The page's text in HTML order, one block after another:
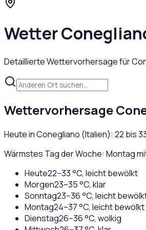
Wetter
Detaillierte Wettervorhersage für
Wettervorhersage
Heute inConegliano (Italien): 22 bis
Wärmstes Tag der Woche: Montag
Heute22–33°C, leicht bewölkt
Morgen23–35°C, klar
Sonntag23–36°C, leicht
Montag24–37°C, leicht bewölkt
Dienstag26–36°C, wolkig